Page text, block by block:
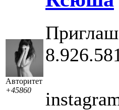
Авторитет
+45860